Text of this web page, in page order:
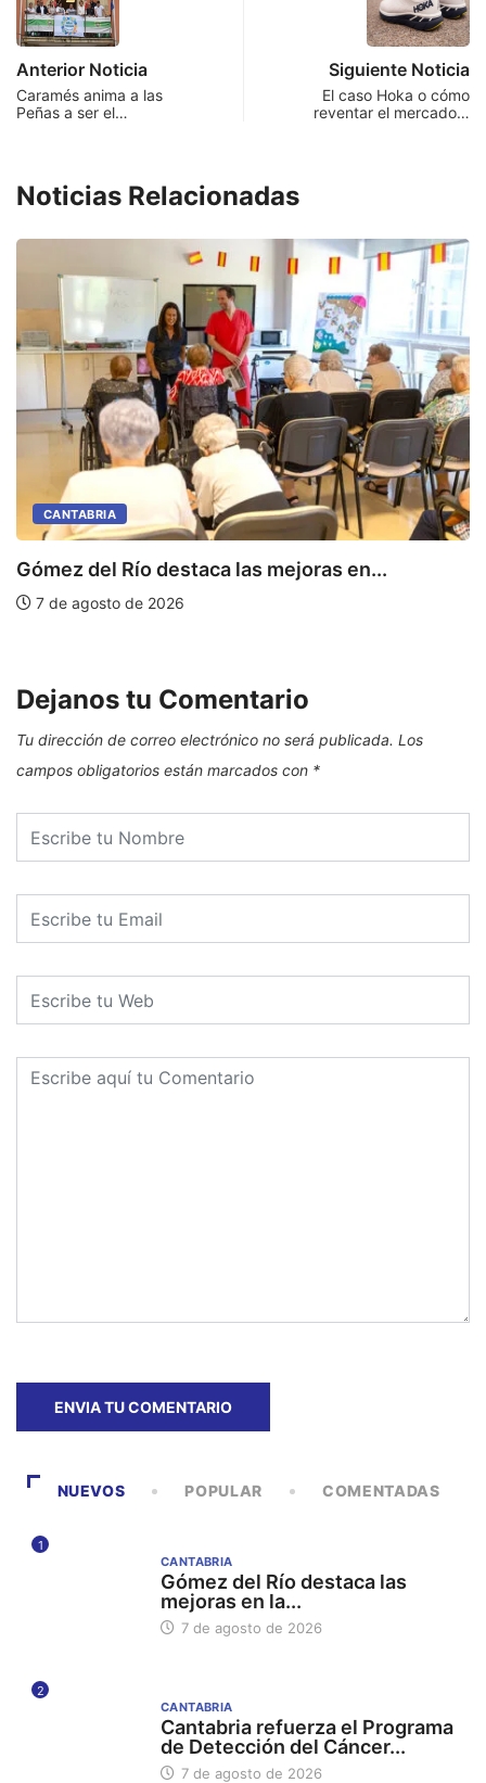
Anterior Noticia
Caramés anima a las
Peñas a ser el…
Siguiente Noticia
El caso Hoka o cómo
reventar el mercado…
Noticias Relacionadas
CANTABRIA
Gómez del Río destaca las mejoras en...
7 de agosto de 2026
Dejanos tu Comentario
Tu dirección de correo electrónico no será publicada. Los
campos obligatorios están marcados con *
NUEVOS POPULAR COMENTADAS
1
CANTABRIA
Gómez del Río destaca las
mejoras en la...
7 de agosto de 2026
2
CANTABRIA
Cantabria refuerza el Programa
de Detección del Cáncer...
7 de agosto de 2026